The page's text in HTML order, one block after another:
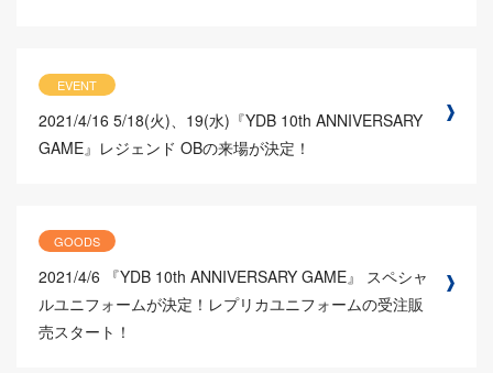
EVENT
2021/4/16 5/18(火)、19(水)『YDB 10th ANNIVERSARY
GAME』レジェンド OBの来場が決定！
GOODS
2021/4/6
『YDB 10th ANNIVERSARY GAME』 スペシャ
ルユニフォームが決定！レプリカユニフォームの受注販
売スタート！